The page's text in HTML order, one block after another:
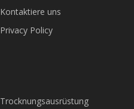
Kontaktiere uns
Privacy Policy
Trocknungsausrüstung